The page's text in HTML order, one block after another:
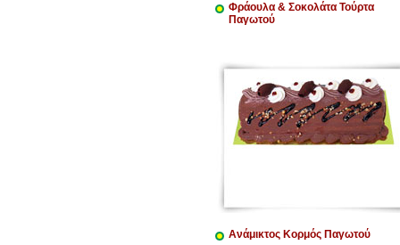
Φράουλα & Σοκολάτα Τούρτα
Παγωτού
Ανάμικτος Κορμός Παγωτού